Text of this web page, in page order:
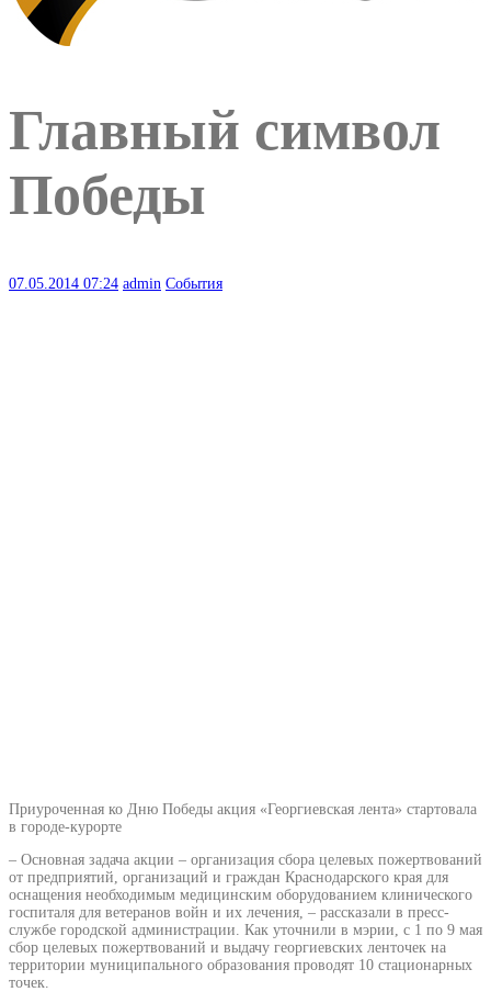
Главный символ
Победы
07.05.2014 07:24 admin События
Приуроченная ко Дню Победы акция «Георгиевская лента» стартовала
в городе-курорте
– Основная задача акции – организация сбора целевых пожертвований
от предприятий, организаций и граждан Краснодарского края для
оснащения необходимым медицинским оборудованием клинического
госпиталя для ветеранов войн и их лечения, – рассказали в пресс-
службе городской администрации. Как уточнили в мэрии, с 1 по 9 мая
сбор целевых пожертвований и выдачу георгиевских ленточек на
территории муниципального образования проводят 10 стационарных
точек.